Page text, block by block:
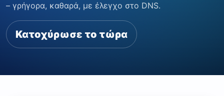
– γρήγορα, καθαρά, με έλεγχο στο DNS.
Κατοχύρωσε το τώρα